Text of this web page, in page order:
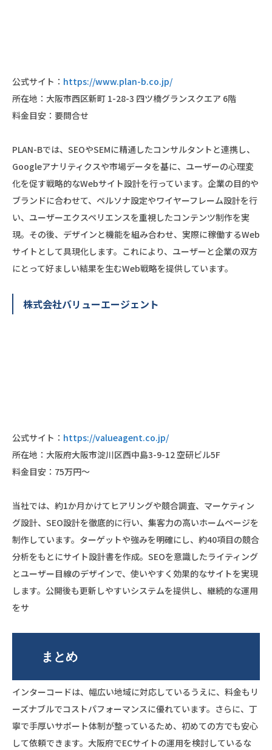
公式サイト： https://www.plan-b.co.jp/
所在地：大阪市西区新町 1-28-3 四ツ橋グランスクエア 6階
料金目安：要問合せ
PLAN-Bでは、SEOやSEMに精通したコンサルタントと連携し、
Googleアナリティクスや市場データを基に、ユーザーの心理変
化を促す戦略的なWebサイト設計を行っています。企業の目的や
ブランドに合わせて、ペルソナ設定やワイヤーフレーム設計を行
い、ユーザーエクスペリエンスを重視したコンテンツ制作を実
現。その後、デザインと機能を組み合わせ、実際に稼働するWeb
サイトとして具現化します。これにより、ユーザーと企業の双方
にとって好ましい結果を生むWeb戦略を提供しています。
株式会社バリューエージェント
公式サイト： https://valueagent.co.jp/
所在地：大阪府大阪市淀川区西中島3-9-12 空研ビル5F
料金目安：75万円～
当社では、約1か月かけてヒアリングや競合調査、マーケティン
グ設計、SEO設計を徹底的に行い、集客力の高いホームページを
制作しています。ターゲットや強みを明確にし、約40項目の競合
分析をもとにサイト設計書を作成。SEOを意識したライティング
とユーザー目線のデザインで、使いやすく効果的なサイトを実現
します。公開後も更新しやすいシステムを提供し、継続的な運用
をサ
まとめ
インターコードは、幅広い地域に対応しているうえに、料金もリ
ーズナブルでコストパフォーマンスに優れています。さらに、丁
寧で手厚いサポート体制が整っているため、初めての方でも安心
して依頼できます。大阪府でECサイトの運用を検討しているな